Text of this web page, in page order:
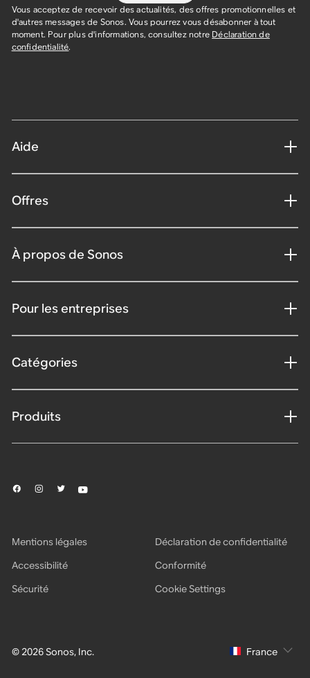
Vous acceptez de recevoir des actualités, des offres promotionnelles et
d'autres messages de Sonos. Vous pourrez vous désabonner à tout
moment. Pour plus d'informations, consultez notre Déclaration de
confidentialité.
Aide
Offres
À propos de Sonos
Pour les entreprises
Catégories
Produits
© 2026 Sonos, Inc.
Mentions légales
Déclaration de confidentialité
Accessibilité
Conformité
Sécurité
Cookie Settings
France